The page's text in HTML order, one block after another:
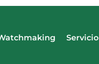
Servicio